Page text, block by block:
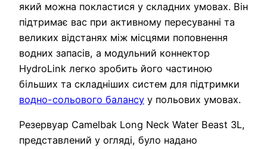
який можна покластися у складних умовах. Він
підтримає вас при активному пересуванні та
великих відстанях між місцями поповнення
водних запасів, а модульний коннектор
HydroLink легко зробить його частиною
більших та складніших систем для підтримки
водно-сольового балансу у польових умовах.
Резервуар Camelbak Long Neck Water Beast 3L,
представлений у огляді, було надано